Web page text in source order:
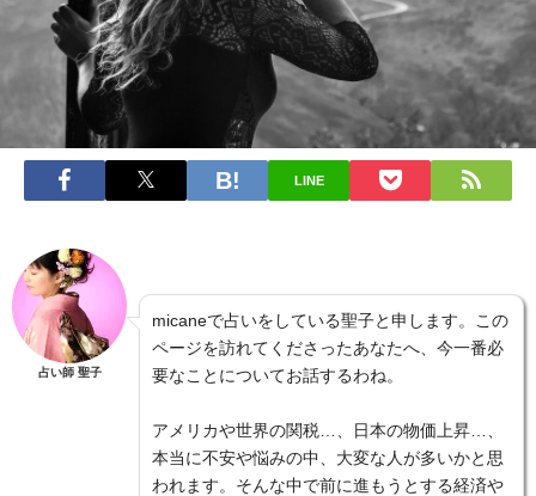
LINE
占い師 聖子
micaneで占いをしている聖子と申します。この
ページを訪れてくださったあなたへ、今一番必
要なことについてお話するわね。
アメリカや世界の関税…、日本の物価上昇…、
本当に不安や悩みの中、大変な人が多いかと思
われます。そんな中で前に進もうとする経済や